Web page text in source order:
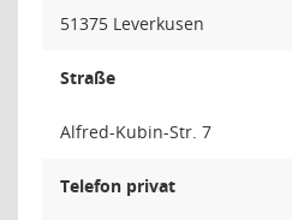
51375 Leverkusen
Straße
Alfred-Kubin-Str. 7
Telefon privat